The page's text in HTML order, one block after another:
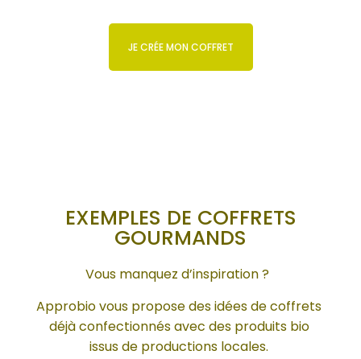
JE CRÉE MON COFFRET
EXEMPLES DE COFFRETS
GOURMANDS
Vous manquez d’inspiration ?
Approbio vous propose des idées de coffrets
déjà confectionnés avec des produits bio
issus de productions locales.